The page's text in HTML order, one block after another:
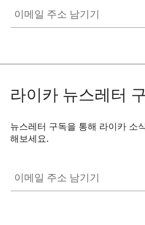
라이카 뉴스레터
뉴스레터 구독을 통해 라이카 소
해보세요.